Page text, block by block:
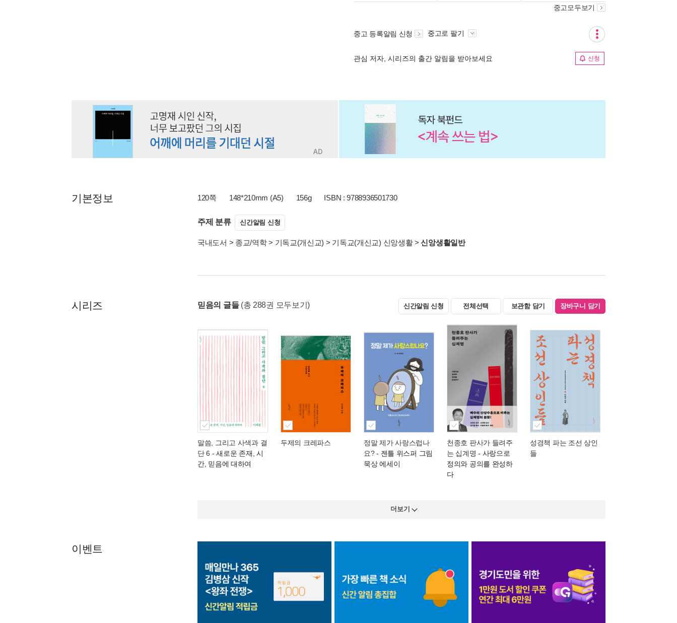
중고모두보기
중고 등록알림 신청 중고로 팔기
관심 저자, 시리즈의 출간 알림을 받아보세요 신청
기본정보 120쪽 148*210mm (A5) 156g ISBN : 9788936501730
주제 분류 신간알림 신청
국내도서 > 종교/역학> 기독교(개신교) > 기독교(개신교) 신앙생활>신앙생활일반
시리즈 믿음의 글들 (총 288권 모두보기) 신간알림 신청 전체선택 보관함 담기 장바구니 담기
말씀, 그리고 사색과 결
단 6 - 새로운 존재, 시
간, 믿음에 대하여
두제의 크레파스
정말 제가 사랑스럽나
요?- 젠틀 위스퍼 그림
묵상 에세이
천종호 판사가 들려주
는 십계명 - 사랑으로
정의와 공의를 완성하
다
성경책 파는 조선 상인
들
더보기
이벤트